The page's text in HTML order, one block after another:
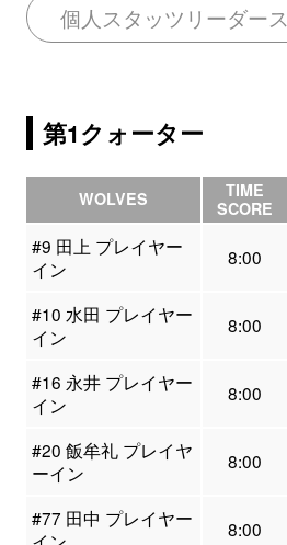
個人スタッツリーダース
第1クォーター
WOLVES
TIME
SCORE
#9 田上 プレイヤー
イン
8:00
#10 水田 プレイヤー
イン
8:00
#16 永井 プレイヤー
イン
8:00
#20 飯牟礼 プレイヤ
ーイン
8:00
#77 田中 プレイヤー
8:00